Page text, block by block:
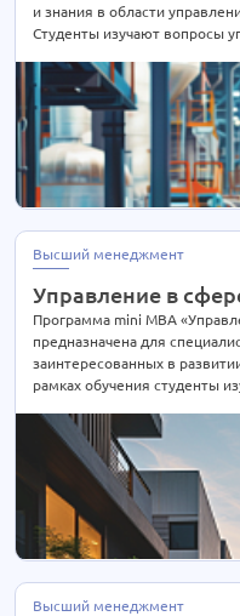
и знания в области
Студенты изучают вопросы
управления и
также включает в себя
создания безопасной
обеспечению безопасности
Высший менеджмент
Управление в
Программа mini MBA
предназначена для
заинтересованных в
рамках обучения студенты
маркетинг и управление
актуальные тенденции
стратегии и анализ рисков
Высший менеджмент